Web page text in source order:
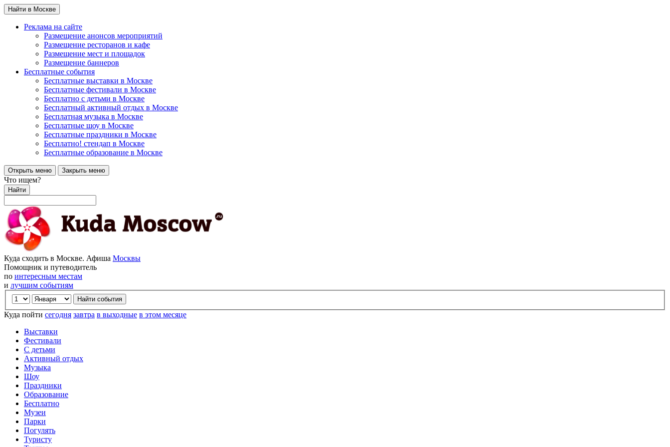
Найти в Москве
Реклама на сайте
Размещение анонсов мероприятий
Размещение ресторанов и кафе
Размещение мест и площадок
Размещение баннеров
Бесплатные события
Бесплатные выставки в Москве
Бесплатные фестивали в Москве
Бесплатно с детьми в Москве
Бесплатный активный отдых в Москве
Бесплатная музыка в Москве
Бесплатные шоу в Москве
Бесплатные праздники в Москве
Бесплатно! стендап в Москве
Бесплатные образование в Москве
Открыть меню Закрыть меню
Что ищем?
Найти
Куда сходить в Москве. Афиша Москвы
Помощник и путеводитель
по интересным местам
и лучшим событиям
Куда пойти сегодня завтра в выходные в этом месяце
Выставки
Фестивали
С детьми
Активный отдых
Музыка
Шоу
Праздники
Образование
Бесплатно
Музеи
Парки
Погулять
Туристу